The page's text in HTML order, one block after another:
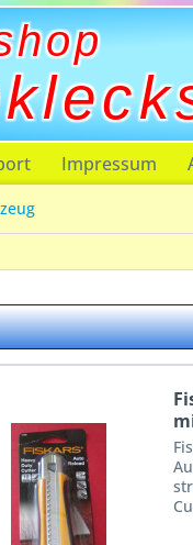
Impressum